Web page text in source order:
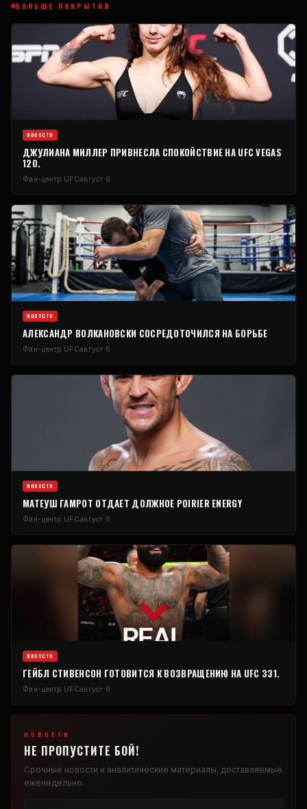
БОЛЬШЕ ПОКРЫТИЯ
НОВОСТИ
ДЖУЛИАНА МИЛЛЕР ПРИВНЕСЛА СПОКОЙСТВИЕ НА UFC VEGAS
120.
Фан-центр UFCавгуст 6
НОВОСТИ
АЛЕКСАНДР ВОЛКАНОВСКИ СОСРЕДОТОЧИЛСЯ НА БОРЬБЕ
Фан-центр UFCавгуст 6
НОВОСТИ
МАТЕУШ ГАМРОТ ОТДАЕТ ДОЛЖНОЕ POIRIER ENERGY
Фан-центр UFCавгуст 6
НОВОСТИ
ГЕЙБЛ СТИВЕНСОН ГОТОВИТСЯ К ВОЗВРАЩЕНИЮ НА UFC 331.
Фан-центр UFCавгуст 6
НОВОСТИ
НЕ ПРОПУСТИТЕ БОЙ!
Срочные новости и аналитические материалы, доставляемые
еженедельно.